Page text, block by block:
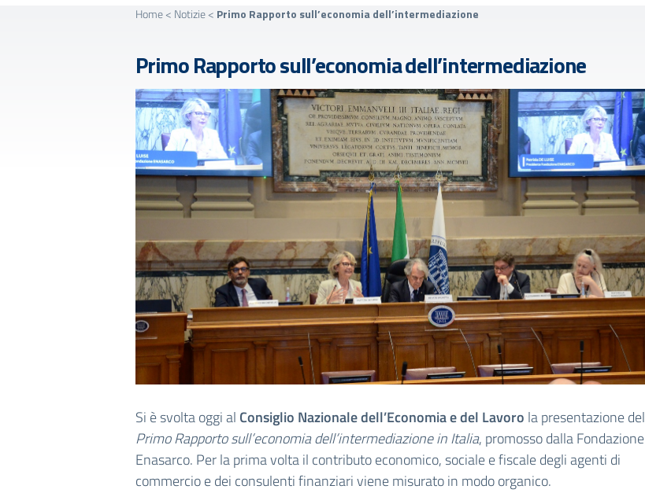
Home< Notizie< Primo Rapporto sull’economia dell’intermediazione
Primo Rapporto sull’economia dell’intermediazione
Si è svolta oggi al Consiglio Nazionale dell’Economia e del Lavoro la presentazione del
Primo Rapporto sull’economia dell’intermediazione in Italia, promosso dalla Fondazione
Enasarco. Per la prima volta il contributo economico, sociale e fiscale degli agenti di
commercio e dei consulenti finanziari viene misurato in modo organico.